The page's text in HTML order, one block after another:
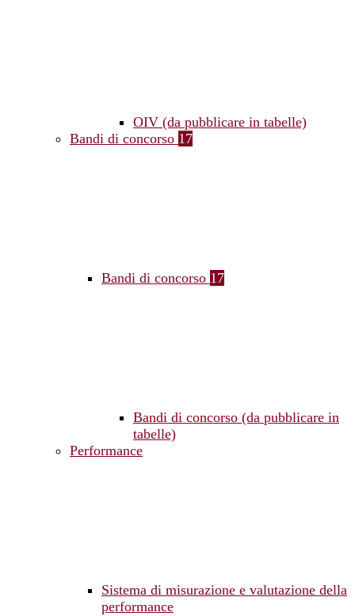
OIV (da pubblicare in tabelle)
Bandi di concorso 17
Bandi di concorso 17
Bandi di concorso (da pubblicare in
tabelle)
Performance
Sistema di misurazione e valutazione della
performance